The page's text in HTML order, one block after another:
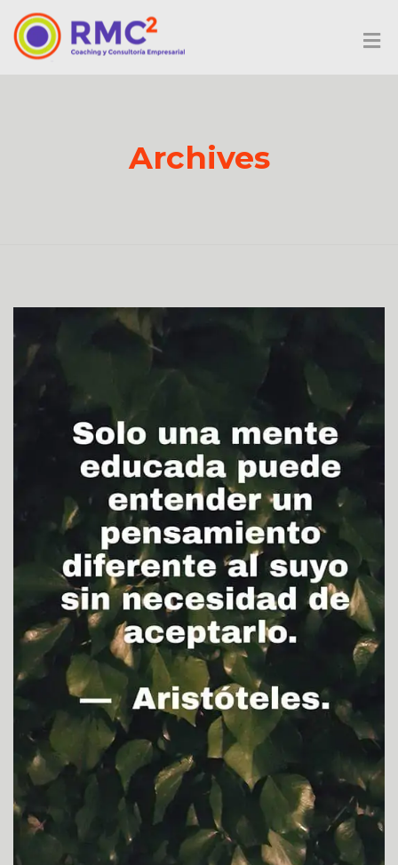
Archives